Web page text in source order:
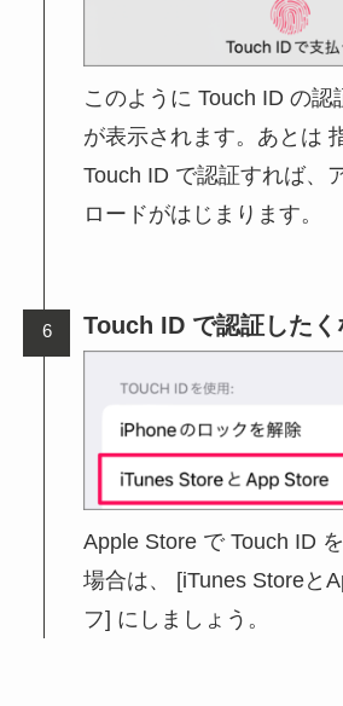
このように Touch ID の認
が表示されます。あとは
Touch ID で認証すれば、
ロードがはじまります。
Touch ID で認証したく
Apple Store で Touch ID
場合は、 [iTunes Storeと
フ] にしましょう。